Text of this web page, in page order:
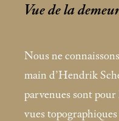
Vue de la
Nous ne
main d’Hendrik
parvenues sont pour
vues topographiques